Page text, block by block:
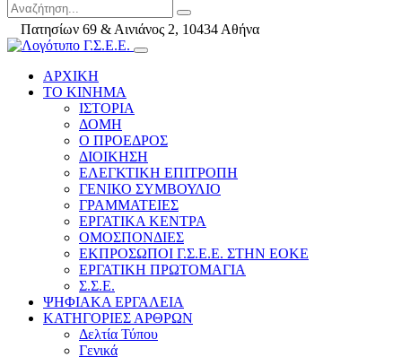
Πατησίων 69 & Αινιάνος 2, 10434 Αθήνα
ΑΡΧΙΚΗ
ΤΟ ΚΙΝΗΜΑ
ΙΣΤΟΡΙΑ
ΔΟΜΗ
Ο ΠΡΟΕΔΡΟΣ
ΔΙΟΙΚΗΣΗ
ΕΛΕΓΚΤΙΚΗ ΕΠΙΤΡΟΠΗ
ΓΕΝΙΚΟ ΣΥΜΒΟΥΛΙΟ
ΓΡΑΜΜΑΤΕΙΕΣ
ΕΡΓΑΤΙΚΑ ΚΕΝΤΡΑ
ΟΜΟΣΠΟΝΔΙΕΣ
ΕΚΠΡΟΣΩΠΟΙ Γ.Σ.Ε.Ε. ΣΤΗΝ ΕΟΚΕ
ΕΡΓΑΤΙΚΗ ΠΡΩΤΟΜΑΓΙΑ
Σ.Σ.Ε.
ΨΗΦΙΑΚΑ ΕΡΓΑΛΕΙΑ
ΚΑΤΗΓΟΡΙΕΣ ΑΡΘΡΩΝ
Δελτία Τύπου
Γενικά